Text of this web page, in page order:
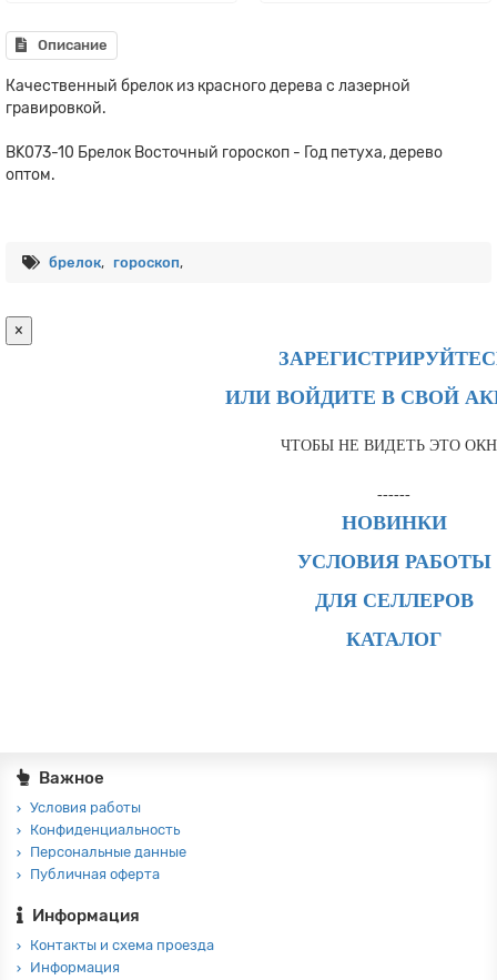
Описание
Качественный брелок из красного дерева с лазерной
гравировкой.
BK073-10 Брелок Восточный гороскоп - Год петуха, дерево
оптом.
брелок, гороскоп,
×
ИЛИ ВОЙДИТЕ В СВОЙ
ЧТОБЫ НЕ ВИДЕТЬ ЭТО
------
НОВИНКИ
УСЛОВИЯ РАБОТЫ
ДЛЯ СЕЛЛЕРОВ
КАТАЛОГ
Важное
Условия работы
Конфиденциальность
Персональные данные
Публичная оферта
Информация
Контакты и схема проезда
Информация